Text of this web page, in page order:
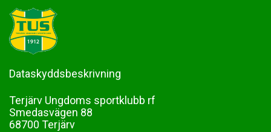
Dataskyddsbeskrivning
Terjärv Ungdoms sportklubb rf
Smedasvägen 88
68700 Terjärv